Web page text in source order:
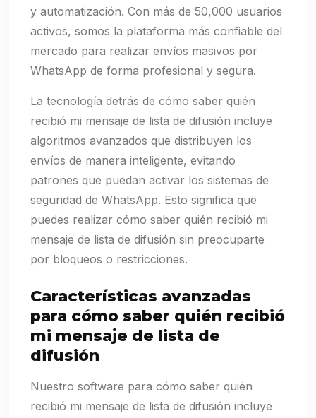
y automatización. Con más de 50,000 usuarios
activos, somos la plataforma más confiable del
mercado para realizar envíos masivos por
WhatsApp de forma profesional y segura.
La tecnología detrás de cómo saber quién
recibió mi mensaje de lista de difusión incluye
algoritmos avanzados que distribuyen los
envíos de manera inteligente, evitando
patrones que puedan activar los sistemas de
seguridad de WhatsApp. Esto significa que
puedes realizar cómo saber quién recibió mi
mensaje de lista de difusión sin preocuparte
por bloqueos o restricciones.
Características avanzadas
para cómo saber quién recibió
mi mensaje de lista de
difusión
Nuestro software para cómo saber quién
recibió mi mensaje de lista de difusión incluye